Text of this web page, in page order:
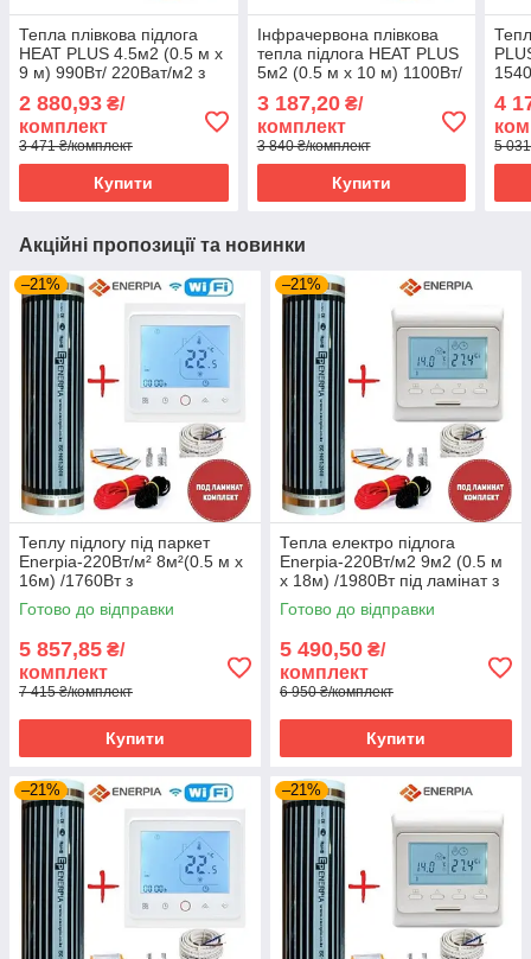
Тепла плівкова підлога
HEAT PLUS 4.5м2 (0.5 м х
9 м) 990Вт/ 220Ват/м2 з
терморегулятором RTC
70
2 880,93 ₴/
комплект
3 471 ₴/комплект
Купити
Інфрачервона плівкова
тепла підлога HEAT PLUS
5м2 (0.5 м х 10 м) 1100Вт/
терморегулятором RTC
70
3 187,20₴/
комплект
3 840 ₴/комплект
Купити
70
4
5
Акційні пропозиції та новинки
–21%
Теплу підлогу під паркет
Enerpia-220Вт/м² 8м²(0.5 м х
16м) /1760Вт з
терморегулятором TWE02
Wi-Fi
Готово до відправки
5 857,85 ₴/
комплект
7 415 ₴/комплект
Купити
–21%
Тепла електро підлога
Enerpia-220Вт/м2 9м2 (0.5 м
х 18м) /1980Вт під ламінат з
терморегулятором E 51
Готово до відправки
5 490,50 ₴/
комплект
6 950 ₴/комплект
Купити
–21% –21%